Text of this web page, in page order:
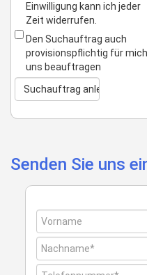
Einwilligung kann ich jeder
Zeit widerrufen.
Den Suchauftrag auch
provisionspflichtig für
uns beauftragen
Senden Sie uns